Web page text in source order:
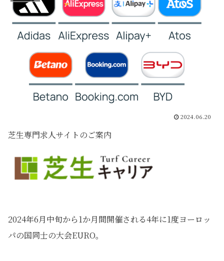
2024.06.20
芝生専門求人サイトのご案内
2024年6月中旬から1か月間開催される4年に1度ヨーロッ
パの国同士の大会EURO。